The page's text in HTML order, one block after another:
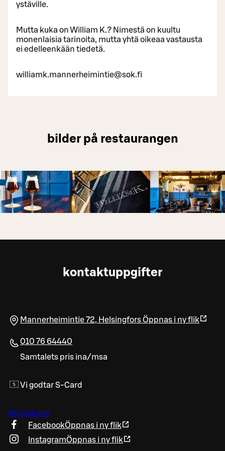
ystäville.
Mutta kuka on William K.? Nimestä on kuultu
monenlaisia tarinoita, mutta yhtä oikeaa vastausta
ei edelleenkään tiedetä.
williamk.mannerheimintie@sok.fi
bilder på restaurangen
kontaktuppgifter
Mannerheimintie 72, HelsingforsÖppnas i ny flik
010 76 64440
Samtalets pris ina/msa
Vi godtar S-Card
Ge respons
FacebookÖppnas i ny flik
InstagramÖppnas i ny flik